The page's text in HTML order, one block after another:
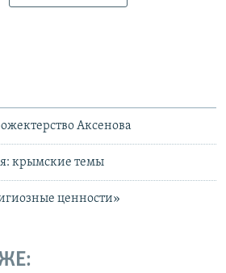
Аксенова
крымские темы
ценности»